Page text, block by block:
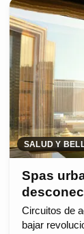
SALUD Y
Spas
Circuitos de
bajar